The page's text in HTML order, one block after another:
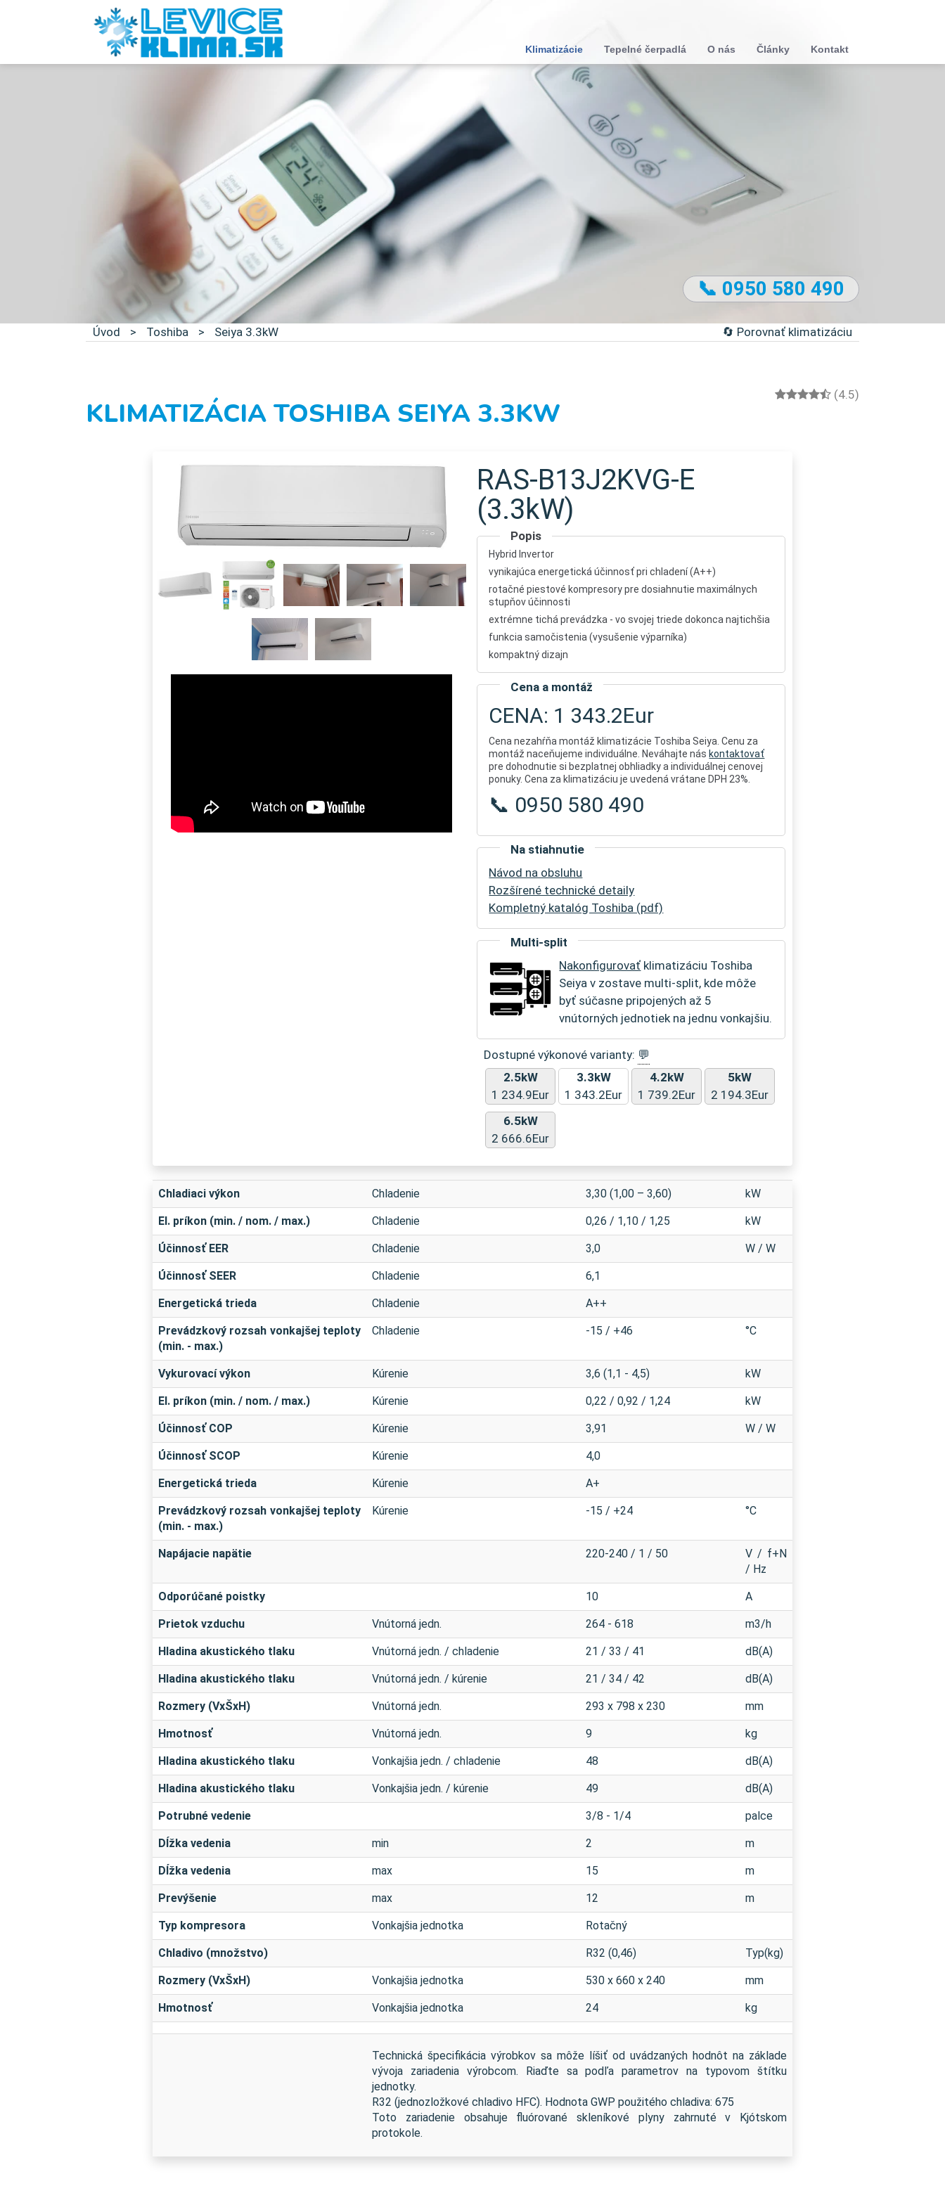
Klimatizácie Tepelné čerpadlá O nás Články Kontakt
📞 0950 580 490
Úvod > Toshiba > Seiya 3.3kW 🔄 Porovnať klimatizáciu
KLIMATIZÁCIA TOSHIBA SEIYA 3.3KW
(4.5)
RAS-B13J2KVG-E
(3.3kW)
Popis
Hybrid Invertor
vynikajúca energetická účinnosť pri chladení (A++)
rotačné piestové kompresory pre dosiahnutie maximálnych
stupňov účinnosti
extrémne tichá prevádzka - vo svojej triede dokonca najtichšia
funkcia samočistenia (vysušenie výparníka)
kompaktný dizajn
Cena a montáž
CENA: 1 343.2Eur
Cena nezahŕňa montáž klimatizácie Toshiba Seiya. Cenu za
montáž naceňujeme individuálne. Neváhajte nás kontaktovať
pre dohodnutie si bezplatnej obhliadky a individuálnej cenovej
ponuky. Cena za klimatizáciu je uvedená vrátane DPH 23%.
📞 0950 580 490
Na stiahnutie
Návod na obsluhu
Rozšírené technické detaily
Kompletný katalóg Toshiba (pdf)
Multi-split
Nakonfigurovať klimatizáciu Toshiba
Seiya v zostave multi-split, kde môže
byť súčasne pripojených až 5
vnútorných jednotiek na jednu vonkajšiu.
Dostupné výkonové varianty: 💬
2.5kW
1 234.9Eur
3.3kW
1 343.2Eur
4.2kW
1 739.2Eur
5kW
2 194.3Eur
6.5kW
2 666.6Eur
Chladiaci výkon Chladenie 3,30 (1,00 – 3,60) kW
El. príkon (min. / nom. / max.) Chladenie 0,26 / 1,10 / 1,25 kW
Účinnosť EER Chladenie 3,0 W / W
Účinnosť SEER Chladenie 6,1
Energetická trieda Chladenie A++
Prevádzkový rozsah vonkajšej teploty
(min. - max.)
Chladenie -15 / +46 °C
Vykurovací výkon Kúrenie 3,6 (1,1 - 4,5) kW
El. príkon (min. / nom. / max.) Kúrenie 0,22 / 0,92 / 1,24 kW
Účinnosť COP Kúrenie 3,91 W / W
Účinnosť SCOP Kúrenie 4,0
Energetická trieda Kúrenie A+
Prevádzkový rozsah vonkajšej teploty
(min. - max.)
Kúrenie -15 / +24 °C
Napájacie napätie 220-240 / 1 / 50
V / f+N
/ Hz
Odporúčané poistky 10 A
Prietok vzduchu Vnútorná jedn. 264 - 618 m3/h
Hladina akustického tlaku Vnútorná jedn. / chladenie 21 / 33 / 41 dB(A)
Hladina akustického tlaku Vnútorná jedn. / kúrenie 21 / 34 / 42 dB(A)
Rozmery (VxŠxH) Vnútorná jedn. 293 x 798 x 230 mm
Hmotnosť Vnútorná jedn. 9 kg
Hladina akustického tlaku Vonkajšia jedn. / chladenie 48 dB(A)
Hladina akustického tlaku Vonkajšia jedn. / kúrenie 49 dB(A)
Potrubné vedenie 3/8 - 1/4 palce
Dĺžka vedenia min 2 m
Dĺžka vedenia max 15 m
Prevýšenie max 12 m
Typ kompresora Vonkajšia jednotka Rotačný
Chladivo (množstvo) R32 (0,46) Typ(kg)
Rozmery (VxŠxH) Vonkajšia jednotka 530 x 660 x 240 mm
Hmotnosť Vonkajšia jednotka 24 kg
Technická špecifikácia výrobkov sa môže líšiť od uvádzaných hodnôt na základe
vývoja zariadenia výrobcom. Riaďte sa podľa parametrov na typovom štítku
jednotky.
R32 (jednozložkové chladivo HFC). Hodnota GWP použitého chladiva: 675
Toto zariadenie obsahuje fluórované skleníkové plyny zahrnuté v Kjótskom
protokole.